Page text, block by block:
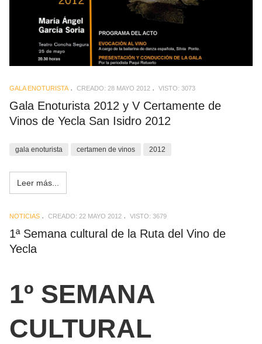
GALA ENOTURISTA CREADO: 28 MAYO 2012 VISTO: 3073
Gala Enoturista 2012 y V Certamente de
Vinos de Yecla San Isidro 2012
gala enoturista certamen de vinos 2012
Leer más...
NOTICIAS CREADO: 22 MAYO 2012 VISTO: 3679
1ª Semana cultural de la Ruta del Vino de
Yecla
1º SEMANA
CULTURAL